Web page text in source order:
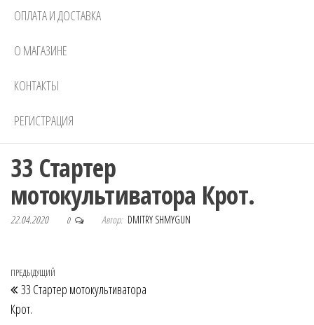
ОПЛАТА И ДОСТАВКА
О МАГАЗИНЕ
КОНТАКТЫ
РЕГИСТРАЦИЯ
33 Стартер
мотокультиватора Крот.
22.04.2020 0 Автор: DMITRY SHMYGUN
Навигация по записям
Предыдущая запись
ПРЕДЫДУЩИЙ
33 Стартер мотокультиватора
Крот.